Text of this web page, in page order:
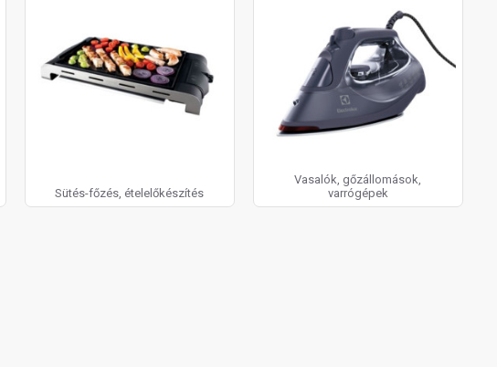
Sütés-főzés, ételelőkészítés
Vasalók, gőzállomások,
varrógépek